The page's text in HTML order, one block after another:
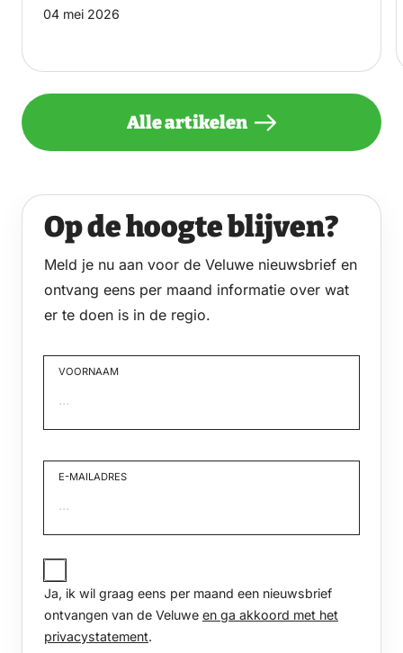
04 mei 2026
Alle artikelen
Op de hoogte blijven?
Meld je nu aan voor de Veluwe nieuwsbrief en
ontvang eens per maand informatie over wat
er te doen is in de regio.
VOORNAAM
E-MAILADRES
JA,
IK
WIL
GRAAG
PER
Ja, ik wil graag eens per maand een nieuwsbrief
ontvangen van de Veluwe en ga akkoord met het
privacystatement.